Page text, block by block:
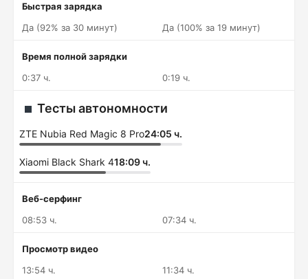
Быстрая зарядка
Да (92% за 30 минут)
Да (100% за 19 минут)
Время полной зарядки
0:37 ч.
0:19 ч.
Тесты автономности
ZTE Nubia Red Magic 8 Pro24:05 ч.
Xiaomi Black Shark 418:09 ч.
Веб-серфинг
08:53 ч.
07:34 ч.
Просмотр видео
13:54 ч.
11:34 ч.